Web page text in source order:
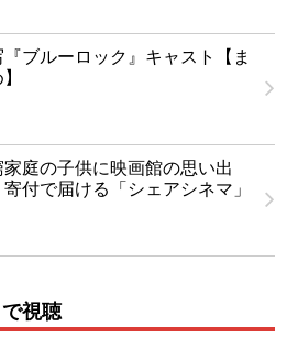
ブルーロック』キャスト【ま
家庭の子供に映画館の思い出
寄付で届ける「シェアシネマ」
視聴